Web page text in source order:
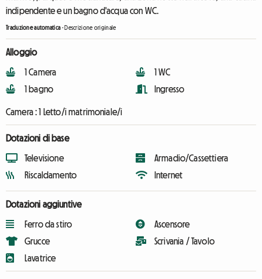
indipendente e un bagno d'acqua con WC.
Traduzione automatica-Descrizione originale
Alloggio
1 Camera
1 bagno
1 WC
Ingresso
Camera :1 Letto/i matrimoniale/i
Dotazioni di base
Televisione
Riscaldamento
Armadio/Cassettiera
Internet
Dotazioni aggiuntive
Ferro da stiro
Grucce
Lavatrice
Ascensore
Scrivania / Tavolo